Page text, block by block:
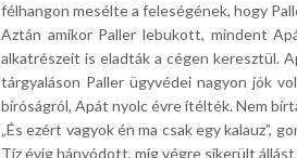
félhangon mesélte a feleségének, hogy
Aztán amikor Paller lebukott, mindent
alkatrészeit is eladták a cégen keresztül.
tárgyaláson Paller ügyvédei nagyon jók
bíróságról, Apát nyolc évre ítélték. Nem
„És ezért vagyok én ma csak egy
Tíz évig hányódott, míg végre sikerült állást